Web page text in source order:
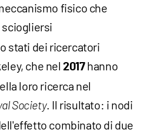
fisico che
stati dei ricercatori
che nel2017hanno
loro ricerca nel
Society. Il risultato: i nodi
combinato di due